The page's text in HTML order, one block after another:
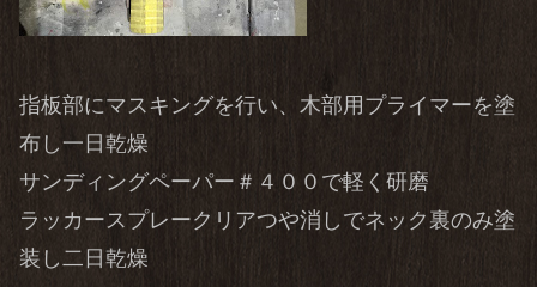
指板部にマスキングを行い、木部用プライマーを塗
布し一日乾燥
サンディングペーパー＃４００で軽く研磨
ラッカースプレークリアつや消しでネック裏のみ塗
装し二日乾燥